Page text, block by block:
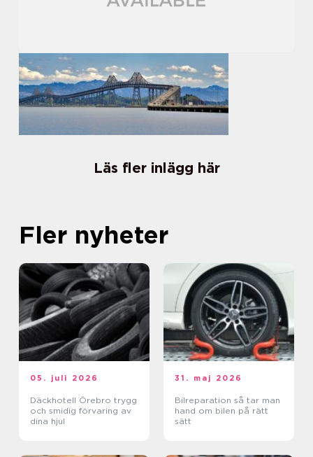
Läs fler inlägg här
Fler nyheter
05. juli 2026
Däckhotell Örebro trygg
och smidig förvaring av
dina hjul
31. maj 2026
Bilreparation så tar man
hand om bilen på rätt
sätt